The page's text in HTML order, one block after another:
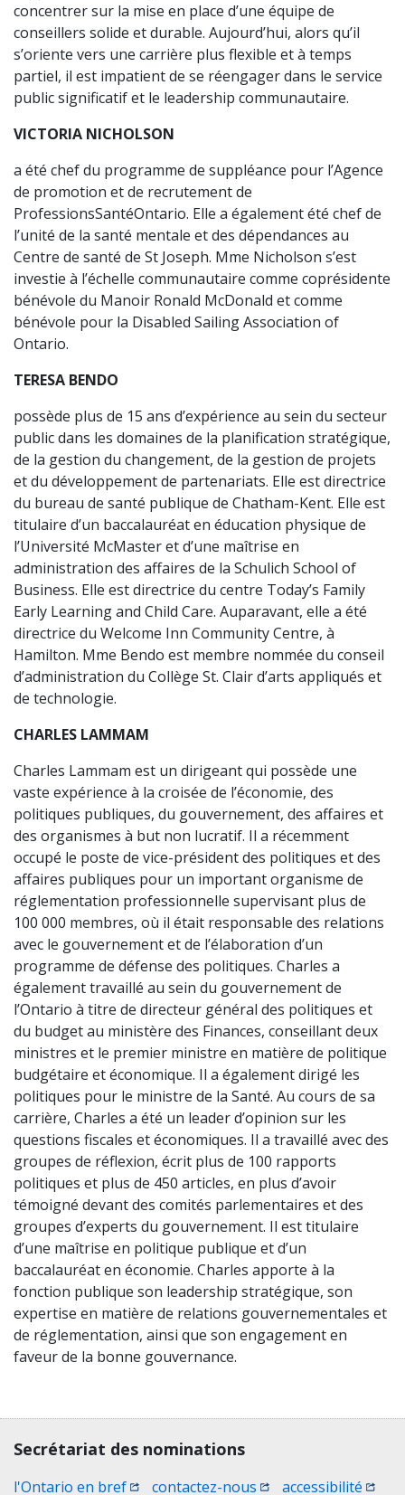
concentrer sur la mise en place d’une équipe de
conseillers solide et durable. Aujourd’hui, alors qu’il
s’oriente vers une carrière plus flexible et à temps
partiel, il est impatient de se réengager dans le service
public significatif et le leadership communautaire.
VICTORIA NICHOLSON
a été chef du programme de suppléance pour l’Agence
de promotion et de recrutement de
ProfessionsSantéOntario. Elle a également été chef de
l’unité de la santé mentale et des dépendances au
Centre de santé de St Joseph. Mme Nicholson s’est
investie à l’échelle communautaire comme coprésidente
bénévole du Manoir Ronald McDonald et comme
bénévole pour la Disabled Sailing Association of
Ontario.
TERESA BENDO
possède plus de 15 ans d’expérience au sein du secteur
public dans les domaines de la planification stratégique,
de la gestion du changement, de la gestion de projets
et du développement de partenariats. Elle est directrice
du bureau de santé publique de Chatham-Kent. Elle est
titulaire d’un baccalauréat en éducation physique de
l’Université McMaster et d’une maîtrise en
administration des affaires de la Schulich School of
Business. Elle est directrice du centre Today’s Family
Early Learning and Child Care. Auparavant, elle a été
directrice du Welcome Inn Community Centre, à
Hamilton. Mme Bendo est membre nommée du conseil
d’administration du Collège St. Clair d’arts appliqués et
de technologie.
CHARLES LAMMAM
Charles Lammam est un dirigeant qui possède une
vaste expérience à la croisée de l’économie, des
politiques publiques, du gouvernement, des affaires et
des organismes à but non lucratif. Il a récemment
occupé le poste de vice-président des politiques et des
affaires publiques pour un important organisme de
réglementation professionnelle supervisant plus de
100 000 membres, où il était responsable des relations
avec le gouvernement et de l’élaboration d’un
programme de défense des politiques. Charles a
également travaillé au sein du gouvernement de
l’Ontario à titre de directeur général des politiques et
du budget au ministère des Finances, conseillant deux
ministres et le premier ministre en matière de politique
budgétaire et économique. Il a également dirigé les
politiques pour le ministre de la Santé. Au cours de sa
carrière, Charles a été un leader d’opinion sur les
questions fiscales et économiques. Il a travaillé avec des
groupes de réflexion, écrit plus de 100 rapports
politiques et plus de 450 articles, en plus d’avoir
témoigné devant des comités parlementaires et des
groupes d’experts du gouvernement. Il est titulaire
d’une maîtrise en politique publique et d’un
baccalauréat en économie. Charles apporte à la
fonction publique son leadership stratégique, son
expertise en matière de relations gouvernementales et
de réglementation, ainsi que son engagement en
faveur de la bonne gouvernance.
Contact, terms, legal information
Secrétariat des nominations
l'Ontario en bref(Ouvrir une nouvelle fenêtre)
contactez-nous (Ouvrir une nouvelle
accessibilité